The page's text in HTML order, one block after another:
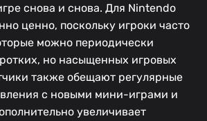
снова и снова. Для Nintendo
ценно, поскольку игроки часто
можно периодически
но насыщенных игровых
также обещают регулярные
с новыми мини-играми и
увеличивает